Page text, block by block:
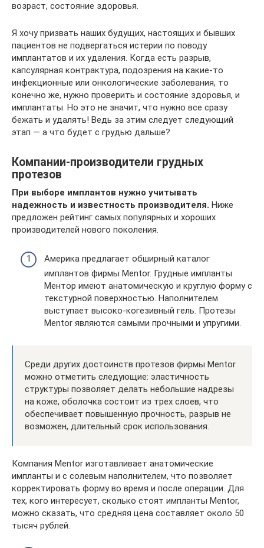
возраст, состояние здоровья.
Я хочу призвать наших будущих, настоящих и бывших
пациентов не подвергаться истерии по поводу
имплантатов и их удаления. Когда есть разрыв,
капсулярная контрактура, подозрения на какие-то
инфекционные или онкологические заболевания, то
конечно же, нужно проверить и состояние здоровья, и
имплантаты. Но это не значит, что нужно все сразу
бежать и удалять! Ведь за этим следует следующий
этап — а что будет с грудью дальше?
Компании-производители грудных
протезов
При выборе имплантов нужно учитывать
надежность и известность производителя. Ниже
предложен рейтинг самых популярных и хороших
производителей нового поколения.
Америка предлагает обширный каталог
имплантов фирмы Mentor. Грудные импланты
Ментор имеют анатомическую и круглую форму с
текстурной поверхностью. Наполнителем
выступает высоко-когезивный гель. Протезы
Mentor являются самыми прочными и упругими.
Среди других достоинств протезов фирмы Mentor
можно отметить следующие: эластичность
структуры позволяет делать небольшие надрезы
на коже, оболочка состоит из трех слоев, что
обеспечивает повышенную прочность, разрыв не
возможен, длительный срок использования.
Компания Mentor изготавливает анатомические
импланты и с солевым наполнителем, что позволяет
корректировать форму во время и после операции. Для
тех, кого интересует, сколько стоят импланты Mentor,
можно сказать, что средняя цена составляет около 50
тысяч рублей.